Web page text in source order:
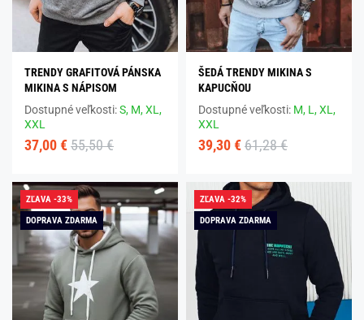
TRENDY GRAFITOVÁ PÁNSKA
MIKINA S NÁPISOM
Dostupné veľkosti:S, M,XL,
XXL
37,00 € 55,50 €
ŠEDÁ TRENDY MIKINA S
KAPUCŇOU
Dostupné veľkosti: M, L,XL,
XXL
39,30 € 61,28 €
ZĽAVA -33%
DOPRAVA ZDARMA
ZĽAVA -32%
DOPRAVA ZDARMA